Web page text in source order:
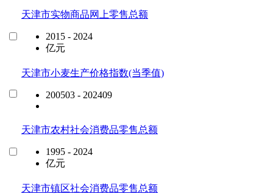
天津市实物商品网上零售总额
2015 - 2024
亿元
天津市小麦生产价格指数(当季值)
200503 - 202409
天津市农村社会消费品零售总额
1995 - 2024
亿元
天津市镇区社会消费品零售总额